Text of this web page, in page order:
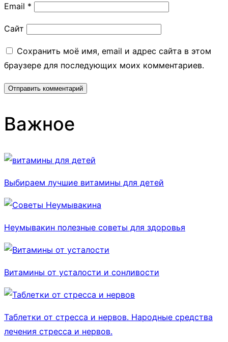
Email *
Сайт
Сохранить моё имя, email и адрес сайта в этом
браузере для последующих моих комментариев.
Важное
Выбираем лучшие витамины для детей
Неумывакин полезные советы для здоровья
Витамины от усталости и сонливости
Таблетки от стресса и нервов. Народные средства
лечения стресса и нервов.